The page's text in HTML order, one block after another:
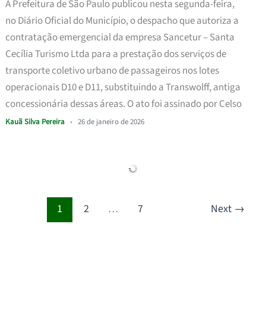
A Prefeitura de São Paulo publicou nesta segunda-feira,
no Diário Oficial do Município, o despacho que autoriza a
contratação emergencial da empresa Sancetur – Santa
Cecília Turismo Ltda para a prestação dos serviços de
transporte coletivo urbano de passageiros nos lotes
operacionais D10 e D11, substituindo a Transwolff, antiga
concessionária dessas áreas. O ato foi assinado por Celso
Kauã Silva Pereira • 26 de janeiro de 2026
1 2 … 7 Next →